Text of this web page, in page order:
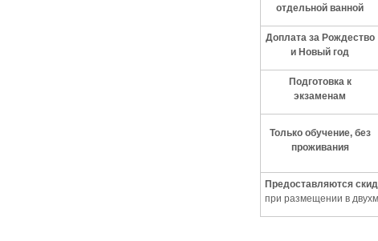
отдельной ванной
Доплата за Рождество
и Новый год
Подготовка к
экзаменам
Только обучение, без
проживания
Предоставляются
при размещении в